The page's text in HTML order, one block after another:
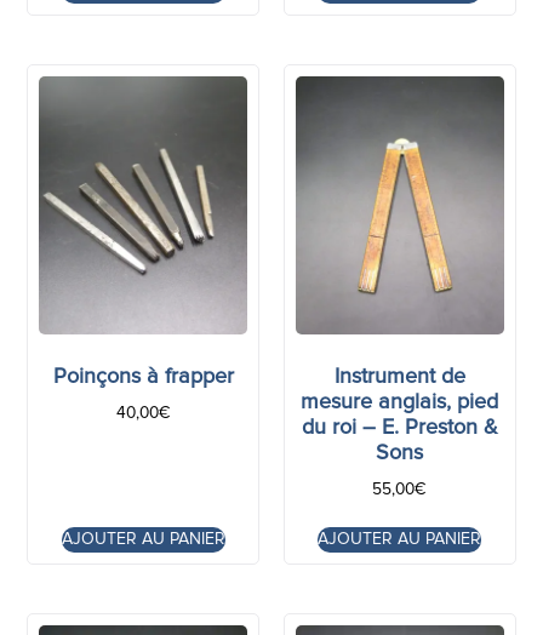
Poinçons à frapper
40,00€
AJOUTER AU PANIER
Instrument de
mesure anglais, pied
du roi – E. Preston &
Sons
55,00€
AJOUTER AU PANIER